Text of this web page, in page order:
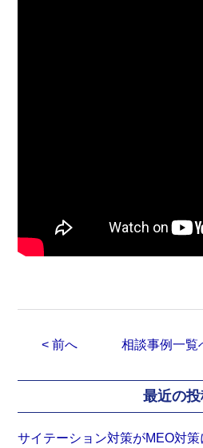
< 前へ 相談事例一覧
最近の
サイテーション対策がMEO対策